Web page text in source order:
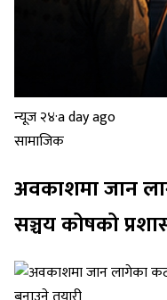
न्यूज २४·a day ago
सामाजिक
अवकाशमा जान
सञ्चय कोषको